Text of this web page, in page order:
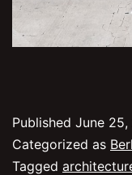
Published June 25,
Categorized as
Tagged